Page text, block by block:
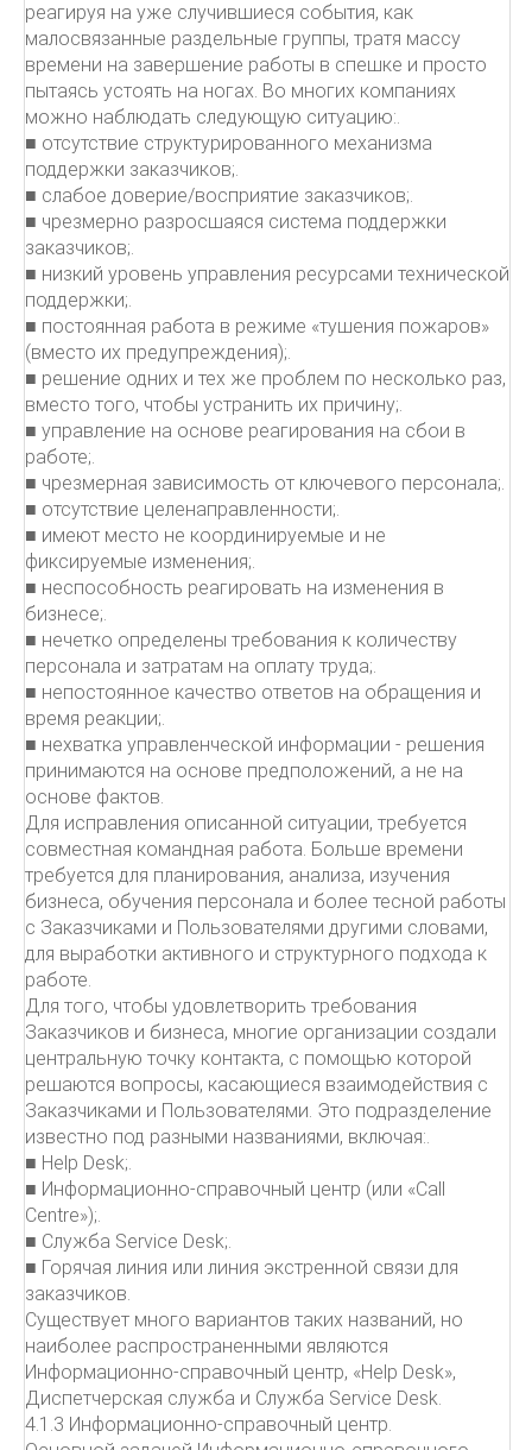
реагируя на уже случившиеся события, как
малосвязанные раздельные группы, тратя массу
времени на завершение работы в спешке и просто
пытаясь устоять на ногах. Во многих компаниях
можно наблюдать следующую ситуацию:.
■ отсутствие структурированного механизма
поддержки заказчиков;.
■ слабое доверие/восприятие заказчиков;.
■ чрезмерно разросшаяся система поддержки
заказчиков;.
■ низкий уровень управления ресурсами технической
поддержки;.
■ постоянная работа в режиме «тушения пожаров»
(вместо их предупреждения);.
■ решение одних и тех же проблем по несколько раз,
вместо того, чтобы устранить их причину;.
■ управление на основе реагирования на сбои в
работе;.
■ чрезмерная зависимость от ключевого персонала;.
■ отсутствие целенаправленности;.
■ имеют место не координируемые и не
фиксируемые изменения;.
■ неспособность реагировать на изменения в
бизнесе;.
■ нечетко определены требования к количеству
персонала и затратам на оплату труда;.
■ непостоянное качество ответов на обращения и
время реакции;.
■ нехватка управленческой информации - решения
принимаются на основе предположений, а не на
основе фактов.
Для исправления описанной ситуации, требуется
совместная командная работа. Больше времени
требуется для планирования, анализа, изучения
бизнеса, обучения персонала и более тесной работы
с Заказчиками и Пользователями другими словами,
для выработки активного и структурного подхода к
работе.
Для того, чтобы удовлетворить требования
Заказчиков и бизнеса, многие организации создали
центральную точку контакта, с помощью которой
решаются вопросы, касающиеся взаимодействия с
Заказчиками и Пользователями. Это подразделение
известно под разными названиями, включая:.
■ Help Desk;.
■ Информационно-справочный центр (или «Call
Centre»);.
■ Служба Service Desk;.
■ Горячая линия или линия экстренной связи для
заказчиков.
Существует много вариантов таких названий, но
наиболее распространенными являются
Информационно-справочный центр, «Help Desk»,
Диспетчерская служба и Служба Service Desk.
4.1.3 Информационно-справочный центр.